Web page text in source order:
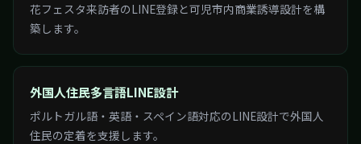
花フェスタ来訪者のLINE登録と可児市内商業誘導設計を構
築します。
外国人住民多言語LINE設計
ポルトガル語・英語・スペイン語対応のLINE設計で外国人
住民の定着を支援します。